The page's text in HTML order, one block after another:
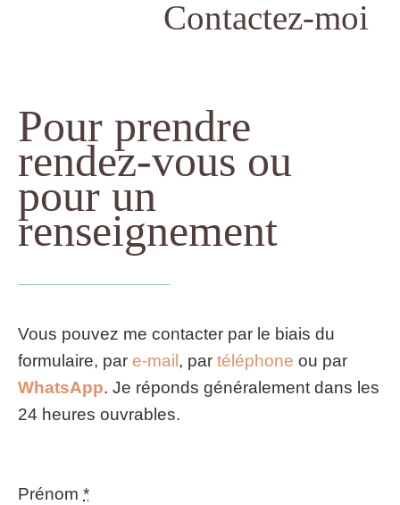
Contactez-moi
Pour prendre
rendez-vous ou
pour un
renseignement
Vous pouvez me contacter par le biais du
formulaire, par e-mail , par téléphone ou par
WhatsApp. Je réponds généralement dans les
24 heures ouvrables.
Prénom *